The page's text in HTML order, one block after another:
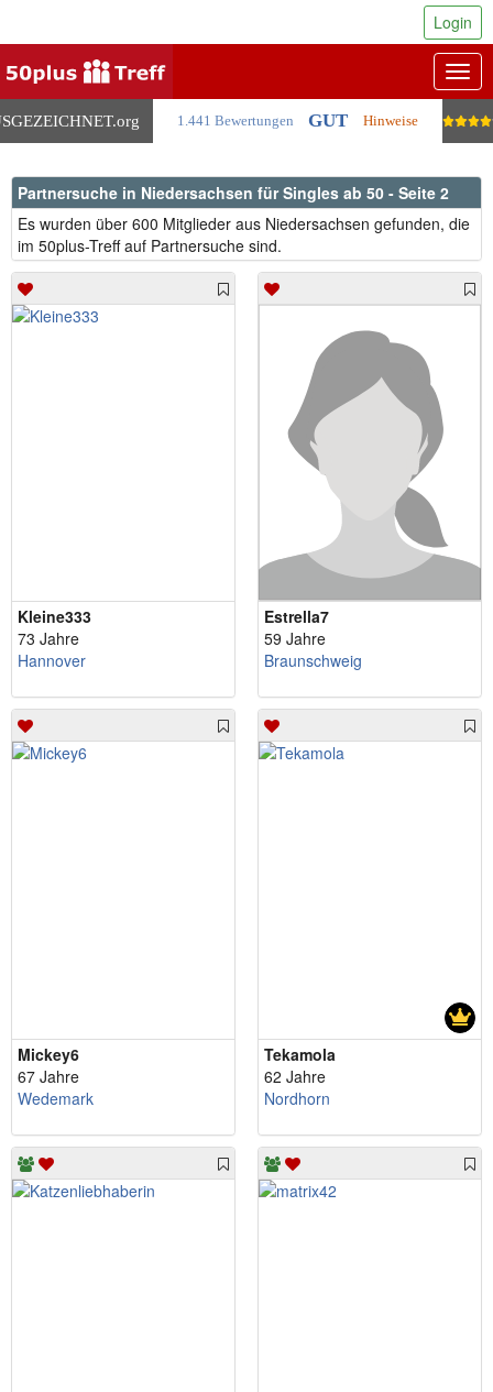
.org 1.441 Bewertungen GUT Hinweise
Login
Partnersuche in Niedersachsen für Singles ab 50 - Seite 2
Es wurden über 600 Mitglieder aus Niedersachsen gefunden, die
im 50plus-Treff auf Partnersuche sind.
Kleine333
73 Jahre
Hannover
Estrella7
59 Jahre
Braunschweig
Mickey6
67 Jahre
Wedemark
Tekamola
62 Jahre
Nordhorn